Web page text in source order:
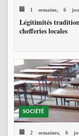
1 semaine, 6
Légitimités
chefferies locales
SOCIÉTÉ
2 semaines, 6